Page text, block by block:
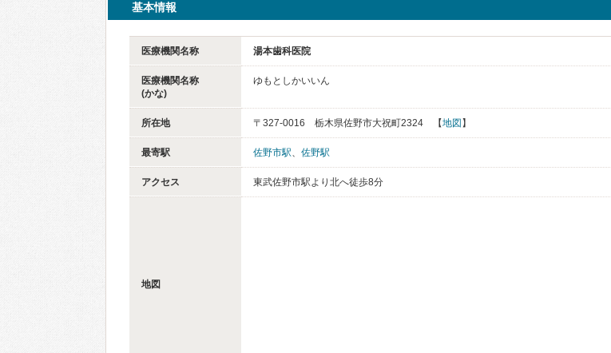
基本情報
医療機関名称 湯本歯科医院
医療機関名称
(かな)
ゆもとしかいいん
所在地 〒327-0016 栃木県佐野市大祝町2324 【地図 】
最寄駅 佐野市駅、 佐野駅
アクセス 東武佐野市駅より北へ徒歩8分
地図